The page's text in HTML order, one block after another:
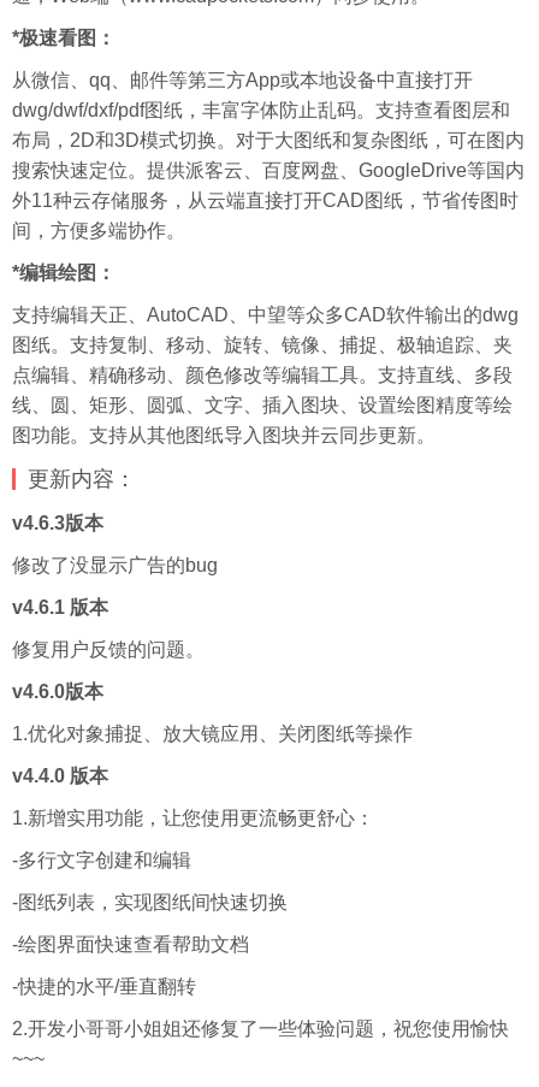
*极速看图：
从微信、qq、邮件等第三方App或本地设备中直接打开
dwg/dwf/dxf/pdf图纸，丰富字体防止乱码。支持查看图层和
布局，2D和3D模式切换。对于大图纸和复杂图纸，可在图内
搜索快速定位。提供派客云、百度网盘、GoogleDrive等国内
外11种云存储服务，从云端直接打开CAD图纸，节省传图时
间，方便多端协作。
*编辑绘图：
支持编辑天正、AutoCAD、中望等众多CAD软件输出的dwg
图纸。支持复制、移动、旋转、镜像、捕捉、极轴追踪、夹
点编辑、精确移动、颜色修改等编辑工具。支持直线、多段
线、圆、矩形、圆弧、文字、插入图块、设置绘图精度等绘
图功能。支持从其他图纸导入图块并云同步更新。
更新内容：
v4.6.3版本
修改了没显示广告的bug
v4.6.1 版本
修复用户反馈的问题。
v4.6.0版本
1.优化对象捕捉、放大镜应用、关闭图纸等操作
v4.4.0 版本
1.新增实用功能，让您使用更流畅更舒心：
-多行文字创建和编辑
-图纸列表，实现图纸间快速切换
-绘图界面快速查看帮助文档
-快捷的水平/垂直翻转
2.开发小哥哥小姐姐还修复了一些体验问题，祝您使用愉快
~~~